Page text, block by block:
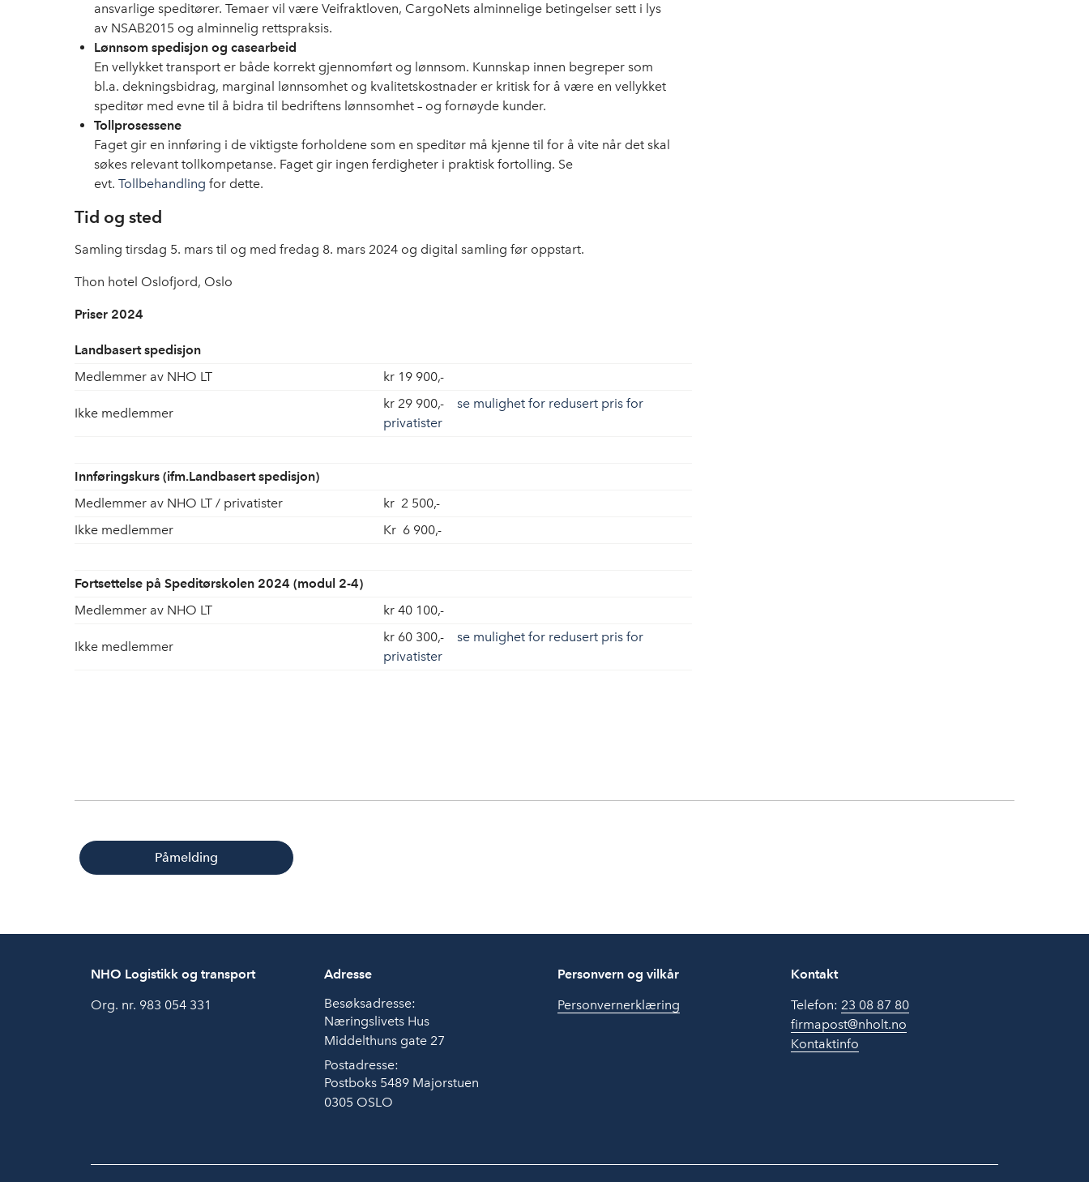
ansvarlige speditører. Temaer vil være Veifraktloven, CargoNets alminnelige betingelser sett i lys
av NSAB2015 og alminnelig rettspraksis.
Lønnsom spedisjon og casearbeid
En vellykket transport er både korrekt gjennomført og lønnsom. Kunnskap innen begreper som
bl.a. dekningsbidrag, marginal lønnsomhet og kvalitetskostnader er kritisk for å være en vellykket
speditør med evne til å bidra til bedriftens lønnsomhet – og fornøyde kunder.
Tollprosessene
Faget gir en innføring i de viktigste forholdene som en speditør må kjenne til for å vite når det skal
søkes relevant tollkompetanse. Faget gir ingen ferdigheter i praktisk fortolling. Se
evt. Tollbehandling for dette.
Tid og sted
Samling tirsdag 5. mars til og med fredag 8. mars 2024 og digital samling før oppstart.
Thon hotel Oslofjord, Oslo
Priser 2024
Landbasert spedisjon
Medlemmer av NHO LT
kr 19 900,-
Ikke medlemmer
kr 29 900,- se mulighet for redusert pris for
privatister
Innføringskurs (ifm.Landbasert spedisjon)
Medlemmer av NHO LT / privatister
kr 2 500,-
Ikke medlemmer
Kr 6 900,-
Fortsettelse på Speditørskolen 2024 (modul 2-4)
Medlemmer av NHO LT
kr 40 100,-
Ikke medlemmer
kr 60 300,- se mulighet for redusert pris for
privatister
Påmelding
NHO Logistikk og transport
Org. nr. 983 054 331
Adresse
Besøksadresse:
Næringslivets Hus
Middelthuns gate 27
Postadresse:
Postboks 5489 Majorstuen
0305 OSLO
Personvern og vilkår
Personvernerklæring
Kontakt
Telefon: 23 08 87 80
firmapost@nholt.no
Kontaktinfo